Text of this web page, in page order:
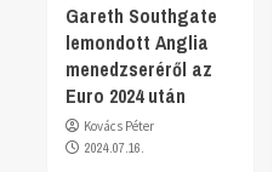
Gareth Southgate
lemondott Anglia
menedzseréről az
Euro 2024 után
Kovács Péter
2024.07.16.